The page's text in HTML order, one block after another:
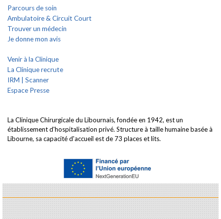
Parcours de soin
Ambulatoire & Circuit Court
Trouver un médecin
Je donne mon avis
Venir à la Clinique
La Clinique recrute
IRM | Scanner
Espace Presse
La Clinique Chirurgicale du Libournais, fondée en 1942, est un
établissement d'hospitalisation privé. Structure à taille humaine basée à
Libourne, sa capacité d'accueil est de 73 places et lits.